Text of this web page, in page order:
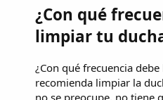
¿Con qué
limpiar tu
¿Con qué frecuencia
recomienda limpiar la
no se preocupe, no tiene